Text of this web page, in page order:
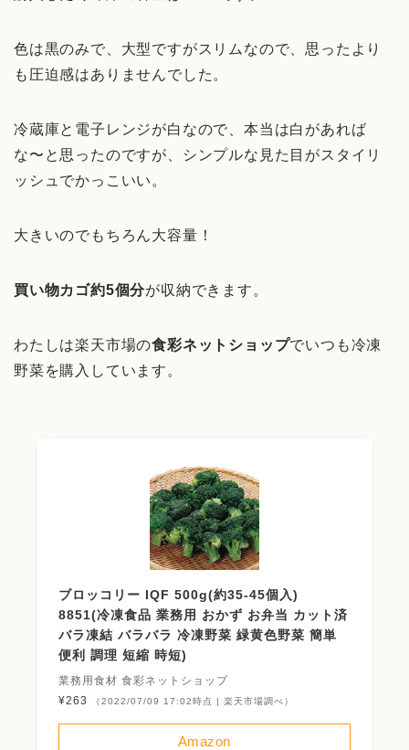
色は黒のみで、大型ですがスリムなので、思ったより
も圧迫感はありませんでした。
冷蔵庫と電子レンジが白なので、本当は白があれば
な〜と思ったのですが、シンプルな見た目がスタイリ
ッシュでかっこいい。
大きいのでもちろん大容量！
買い物カゴ約5個分が収納できます。
わたしは楽天市場の食彩ネットショップでいつも冷凍
野菜を購入しています。
ブロッコリー IQF 500g(約35-45個入)
8851(冷凍食品 業務用 おかず お弁当 カット済
バラ凍結 バラバラ 冷凍野菜 緑黄色野菜 簡単
便利 調理 短縮 時短)
業務用食材 食彩ネットショップ
¥263
（2022/07/09 17:02時点 | 楽天市場調べ）
Amazon